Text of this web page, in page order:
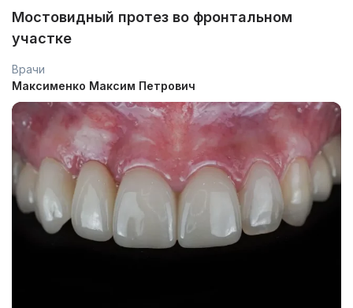
Мостовидный протез во фронтальном
участке
Врачи
Максименко Максим Петрович